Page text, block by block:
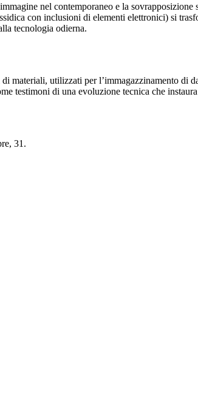
nel contemporaneo e la
con inclusioni di elementi elettronici) si
tecnologia odierna.
materiali, utilizzati per l’immagazzinamento di
testimoni di una evoluzione tecnica che
31.